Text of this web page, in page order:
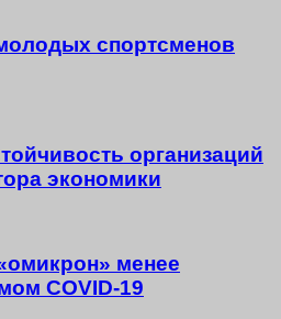
спортсменов
организаций
экономики
менее
COVID-19